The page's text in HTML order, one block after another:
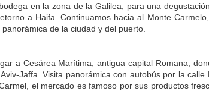
en la zona de la Galilea, para una
a Haifa. Continuamos hacia al Monte
de la ciudad y del puerto.
a Cesárea Marítima, antigua capital Romana,
Jaffa. Visita panorámica con autobús por la
el mercado es famoso por sus productos